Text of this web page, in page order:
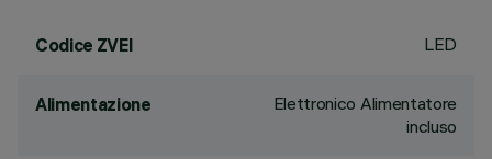
Codice ZVEI LED
Alimentazione
Elettronico Alimentatore
incluso